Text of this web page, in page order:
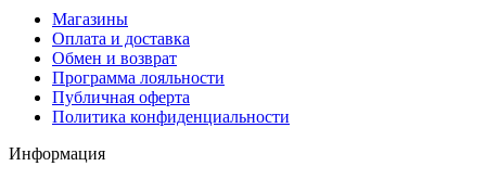
Магазины
Оплата и доставка
Обмен и возврат
Программа лояльности
Публичная оферта
Политика конфиденциальности
Информация